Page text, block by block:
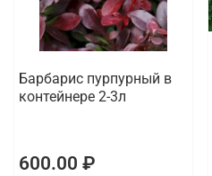
Барбарис пурпурный в
контейнере 2-3л
600.00 ₽